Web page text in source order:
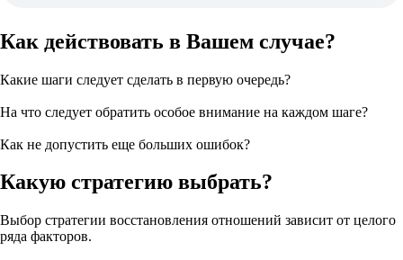
Как действовать в Вашем случае?
Какие шаги следует сделать в первую очередь?
На что следует обратить особое внимание на каждом шаге?
Как не допустить еще больших ошибок?
Какую стратегию выбрать?
Выбор стратегии восстановления отношений зависит от целого
ряда факторов.